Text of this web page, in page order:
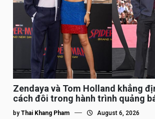
Zendaya và Tom Holland khẳng
cách đôi trong hành trình quảng
by Thai Khang Pham August 6, 2026